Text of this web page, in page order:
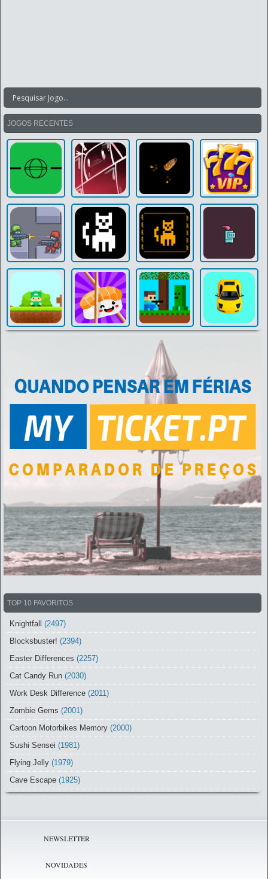
JOGOS RECENTES
TOP 10 FAVORITOS
Knightfall (2497)
Blocksbuster! (2394)
Easter Differences (2257)
Cat Candy Run (2030)
Work Desk Difference (2011)
Zombie Gems (2001)
Cartoon Motorbikes Memory (2000)
Sushi Sensei (1981)
Flying Jelly (1979)
Cave Escape (1925)
NEWSLETTER
NOVIDADES